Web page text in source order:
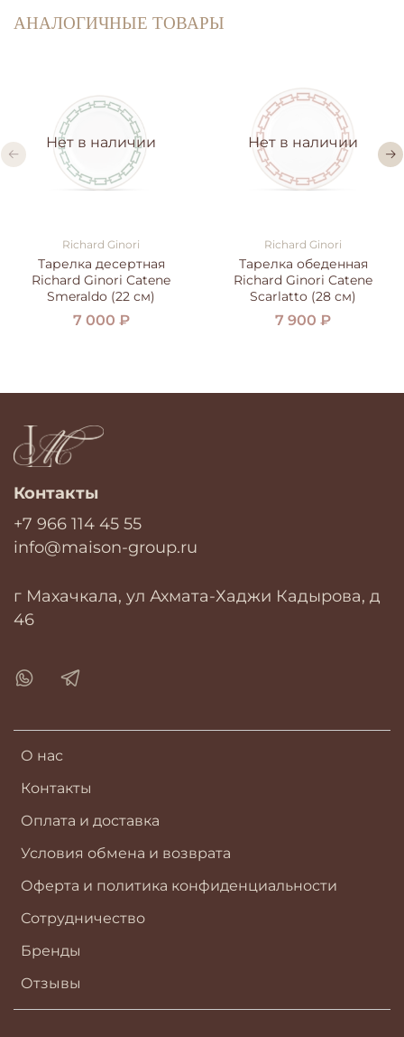
АНАЛОГИЧНЫЕ ТОВАРЫ
Нет в наличии
Richard Ginori
Тарелка десертная
Richard Ginori Catene
Smeraldo (22 см)
7 000 ₽
Нет в наличии
Richard Ginori
Тарелка обеденная
Richard Ginori Catene
Scarlatto (28 см)
7 900 ₽
О нас
Контакты
Оплата и доставка
Условия обмена и возврата
Оферта и политика конфиденциальности
Сотрудничество
Бренды
Отзывы
Контакты
+7 966 114 45 55
info@maison-group.ru
г Махачкала, ул Ахмата-Хаджи Кадырова, д
46